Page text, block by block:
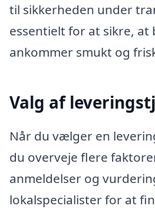
til sikkerheden under
essentielt for at sikre, at
ankommer smukt og
Valg af
Når du vælger en
du overveje flere
anmeldelser og
lokalspecialister for at